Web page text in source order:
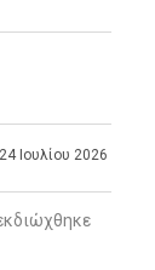
24 Ιουλίου 2026